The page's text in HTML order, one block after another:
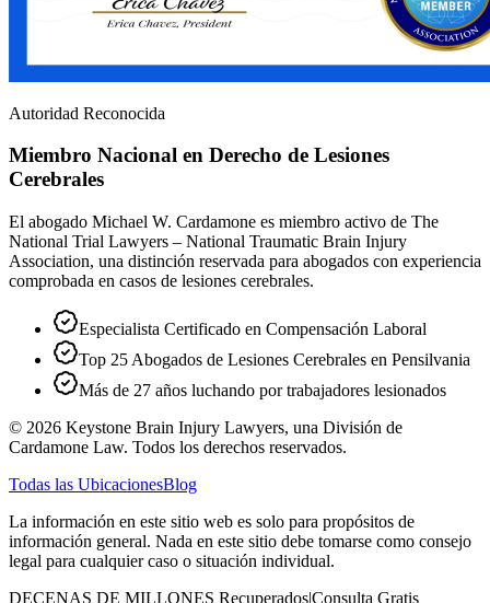
Autoridad Reconocida
Miembro Nacional en Derecho de Lesiones
Cerebrales
El abogado Michael W. Cardamone es miembro activo de The
National Trial Lawyers – National Traumatic Brain Injury
Association, una distinción reservada para abogados con experiencia
comprobada en casos de lesiones cerebrales.
Especialista Certificado en Compensación Laboral
Top 25 Abogados de Lesiones Cerebrales en Pensilvania
Más de 27 años luchando por trabajadores lesionados
© 2026 Keystone Brain Injury Lawyers, una División de
Cardamone Law. Todos los derechos reservados.
Todas las UbicacionesBlog
La información en este sitio web es solo para propósitos de
información general. Nada en este sitio debe tomarse como consejo
legal para cualquier caso o situación individual.
DECENAS DE MILLONES Recuperados|Consulta Gratis